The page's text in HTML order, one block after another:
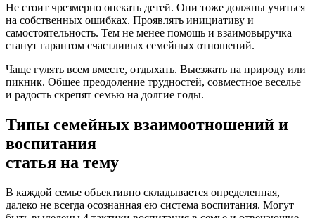
Не стоит чрезмерно опекать детей. Они тоже должны учиться
на собственных ошибках. Проявлять инициативу и
самостоятельность. Тем не менее помощь и взаимовыручка
станут гарантом счастливых семейных отношений.
Чаще гулять всем вместе, отдыхать. Выезжать на природу или
пикник. Общее преодоление трудностей, совместное веселье
и радость скрепят семью на долгие годы.
Типы семейных взаимоотношений и
воспитания
статья на тему
В каждой семье объективно складывается определенная,
далеко не всегда осознанная ею система воспитания. Могут